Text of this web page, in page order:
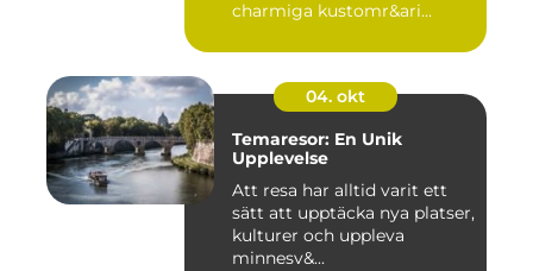
charmiga kustomr&ari...
04. okt
Temaresor: En Unik
Upplevelse
Att resa har alltid varit ett
sätt att upptäcka nya platser,
kulturer och uppleva
minnesv&...